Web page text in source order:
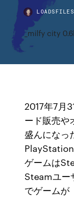
_milfy city
2017年7月
ード販売や
盛んになっ
ゲームは
Steamユー
でゲームが